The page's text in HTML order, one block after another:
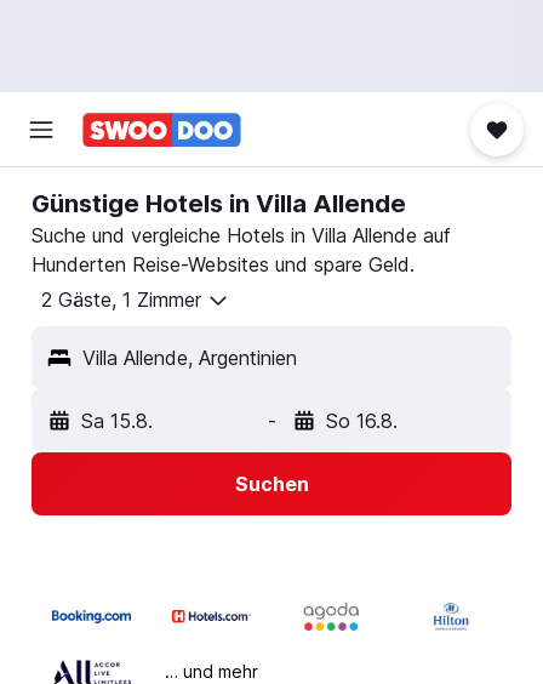
Günstige Hotels in Villa Allende
Suche und vergleiche Hotels in Villa Allende auf
Hunderten Reise-Websites und spare Geld.
2 Gäste, 1 Zimmer
Villa Allende, Argentinien
Sa 15.8. - So 16.8.
Suchen
… und mehr